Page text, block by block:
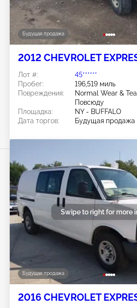
Будущая продажа
2012 CHEVROLET
Лот #:
45******
Пробег:
196,519 миль
Повреждения:
Normal Wear &
Повсюду
Площадка:
NY - BUFFALO
Дата торгов:
Будущая продажа
Будущая продажа
Swipe to right for more
2016 CHEVROLET